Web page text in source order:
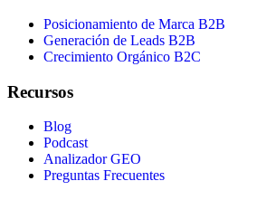
Posicionamiento de Marca B2B
Generación de Leads B2B
Crecimiento Orgánico B2C
Recursos
Blog
Podcast
Analizador GEO
Preguntas Frecuentes